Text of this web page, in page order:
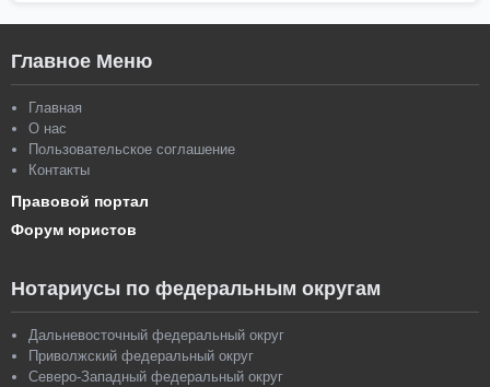
Главное Меню
Главная
О нас
Пользовательское соглашение
Контакты
Правовой портал
Форум юристов
Нотариусы по федеральным округам
Дальневосточный федеральный округ
Приволжский федеральный округ
Северо-Западный федеральный округ